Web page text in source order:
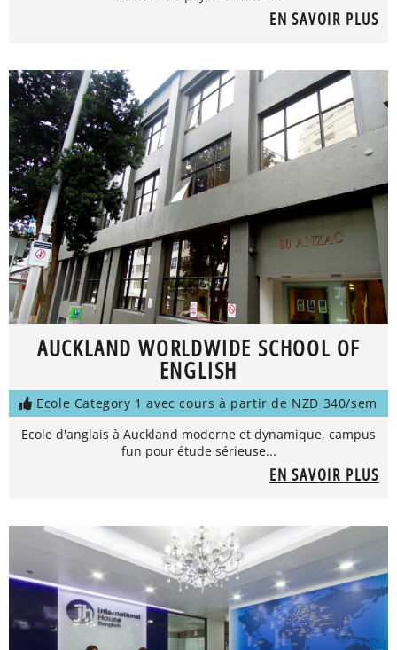
EN SAVOIR PLUS
AUCKLAND WORLDWIDE SCHOOL OF
ENGLISH
Ecole Category 1 avec cours à partir de NZD 340/sem
Ecole d'anglais à Auckland moderne et dynamique, campus
fun pour étude sérieuse...
EN SAVOIR PLUS